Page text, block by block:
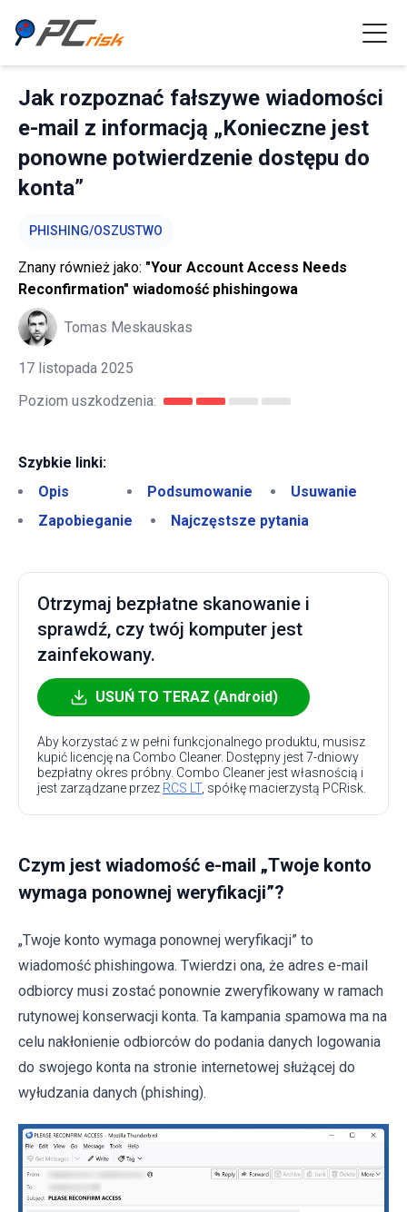
Jak rozpoznać fałszywe wiadomości
e-mail z informacją „Konieczne jest
ponowne potwierdzenie dostępu do
konta”
PHISHING/OSZUSTWO
Znany również jako: "Your Account Access Needs
Reconfirmation" wiadomość phishingowa
Tomas Meskauskas
17 listopada 2025
Poziom uszkodzenia:
Szybkie linki:
Opis
Podsumowanie
Usuwanie
Zapobieganie
Najczęstsze pytania
Otrzymaj bezpłatne skanowanie i
sprawdź, czy twój komputer jest
zainfekowany.
USUŃ TO TERAZ (Android)
Aby korzystać z w pełni funkcjonalnego produktu, musisz
kupić licencję na Combo Cleaner. Dostępny jest 7-dniowy
bezpłatny okres próbny. Combo Cleaner jest własnością i
jest zarządzane przez RCS LT, spółkę macierzystą PCRisk.
Czym jest wiadomość e-mail „Twoje konto
wymaga ponownej weryfikacji”?
„Twoje konto wymaga ponownej weryfikacji” to
wiadomość phishingowa. Twierdzi ona, że adres e-mail
odbiorcy musi zostać ponownie zweryfikowany w ramach
rutynowej konserwacji konta. Ta kampania spamowa ma na
celu nakłonienie odbiorców do podania danych logowania
do swojego konta na stronie internetowej służącej do
wyłudzania danych (phishing).